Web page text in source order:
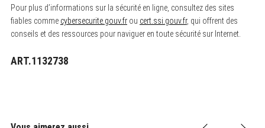
Pour plus d’informations sur la sécurité en ligne, consultez des sites
fiables comme cybersecurite.gouv.frou cert.ssi.gouv.fr, qui offrent des
conseils et des ressources pour naviguer en toute sécurité sur Internet.
ART.1132738